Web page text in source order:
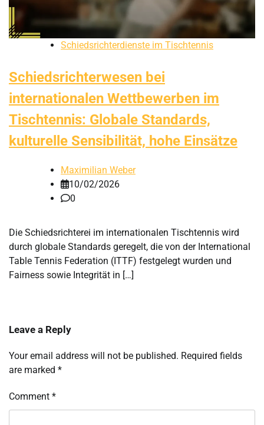
Schiedsrichterdienste im Tischtennis
Schiedsrichterwesen bei
internationalen Wettbewerben im
Tischtennis: Globale Standards,
kulturelle Sensibilität, hohe Einsätze
Maximilian Weber
10/02/2026
0
Die Schiedsrichterei im internationalen Tischtennis wird
durch globale Standards geregelt, die von der International
Table Tennis Federation (ITTF) festgelegt wurden und
Fairness sowie Integrität in […]
Leave a Reply
Your email address will not be published. Required fields
are marked *
Comment *